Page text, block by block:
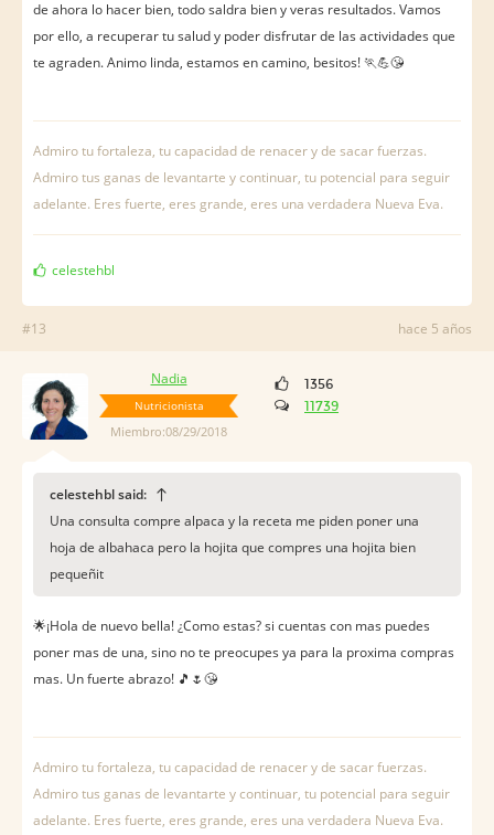
de ahora lo hacer bien, todo saldra bien y veras resultados. Vamos
por ello, a recuperar tu salud y poder disfrutar de las actividades que
te agraden. Animo linda, estamos en camino, besitos! 🏃💪😘
Admiro tu fortaleza, tu capacidad de renacer y de sacar fuerzas.
Admiro tus ganas de levantarte y continuar, tu potencial para seguir
adelante. Eres fuerte, eres grande, eres una verdadera Nueva Eva.
celestehbl
#13 hace 5 años
Nadia
Nutricionista
Miembro:08/29/2018
1356
11739
celestehbl said:
Una consulta compre alpaca y la receta me piden poner una
hoja de albahaca pero la hojita que compres una hojita bien
pequeñit
🌟¡Hola de nuevo bella! ¿Como estas? si cuentas con mas puedes
poner mas de una, sino no te preocupes ya para la proxima compras
mas. Un fuerte abrazo! 🎵🌷😘
Admiro tu fortaleza, tu capacidad de renacer y de sacar fuerzas.
Admiro tus ganas de levantarte y continuar, tu potencial para seguir
adelante. Eres fuerte, eres grande, eres una verdadera Nueva Eva.